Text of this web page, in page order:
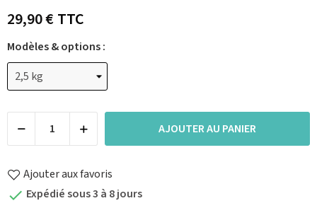
29,90 €TTC
Modèles & options :
AJOUTER AU PANIER
Ajouter aux favoris
 Expédié sous 3 à 8 jours